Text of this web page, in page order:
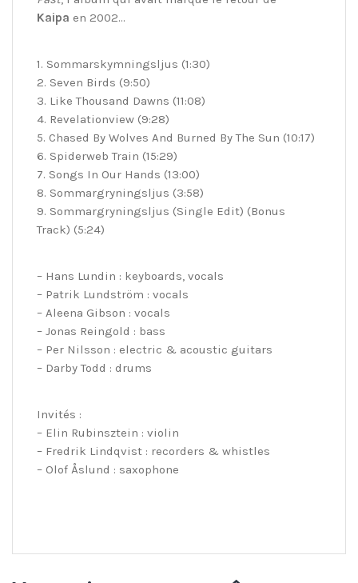
Kaipa en 2002…
1. Sommarskymningsljus (1:30)
2. Seven Birds (9:50)
3. Like Thousand Dawns (11:08)
4. Revelationview (9:28)
5. Chased By Wolves And Burned By The Sun (10:17)
6. Spiderweb Train (15:29)
7. Songs In Our Hands (13:00)
8. Sommargryningsljus (3:58)
9. Sommargryningsljus (Single Edit) (Bonus
Track) (5:24)
– Hans Lundin : keyboards, vocals
– Patrik Lundström : vocals
– Aleena Gibson : vocals
– Jonas Reingold : bass
– Per Nilsson : electric & acoustic guitars
– Darby Todd : drums
Invités :
– Elin Rubinsztein : violin
– Fredrik Lindqvist : recorders & whistles
– Olof Åslund : saxophone